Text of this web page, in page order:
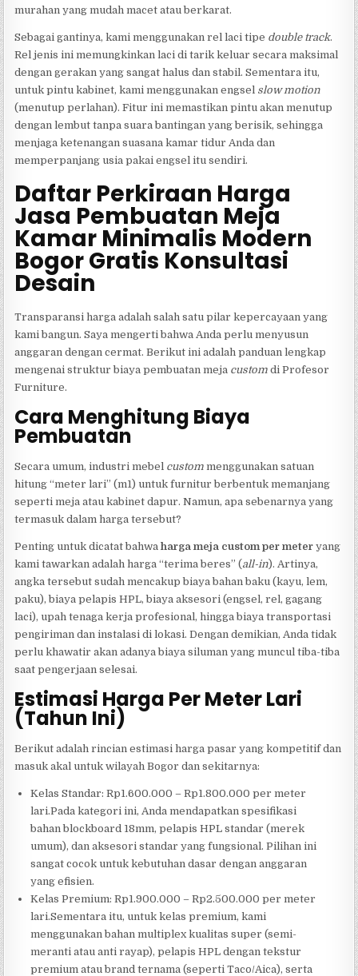
murahan yang mudah macet atau berkarat.
Sebagai gantinya, kami menggunakan rel laci tipe double track.
Rel jenis ini memungkinkan laci di tarik keluar secara maksimal
dengan gerakan yang sangat halus dan stabil. Sementara itu,
untuk pintu kabinet, kami menggunakan engsel slow motion
(menutup perlahan). Fitur ini memastikan pintu akan menutup
dengan lembut tanpa suara bantingan yang berisik, sehingga
menjaga ketenangan suasana kamar tidur Anda dan
memperpanjang usia pakai engsel itu sendiri.
Daftar Perkiraan Harga
Jasa Pembuatan Meja
Kamar Minimalis Modern
Bogor Gratis Konsultasi
Desain
Transparansi harga adalah salah satu pilar kepercayaan yang
kami bangun. Saya mengerti bahwa Anda perlu menyusun
anggaran dengan cermat. Berikut ini adalah panduan lengkap
mengenai struktur biaya pembuatan meja custom di Profesor
Furniture.
Cara Menghitung Biaya
Pembuatan
Secara umum, industri mebel custom menggunakan satuan
hitung “meter lari” (m1) untuk furnitur berbentuk memanjang
seperti meja atau kabinet dapur. Namun, apa sebenarnya yang
termasuk dalam harga tersebut?
Penting untuk dicatat bahwaharga meja custom per meter yang
kami tawarkan adalah harga “terima beres” (all-in). Artinya,
angka tersebut sudah mencakup biaya bahan baku (kayu, lem,
paku), biaya pelapis HPL, biaya aksesori (engsel, rel, gagang
laci), upah tenaga kerja profesional, hingga biaya transportasi
pengiriman dan instalasi di lokasi. Dengan demikian, Anda tidak
perlu khawatir akan adanya biaya siluman yang muncul tiba-tiba
saat pengerjaan selesai.
Estimasi Harga Per Meter Lari
(Tahun Ini)
Berikut adalah rincian estimasi harga pasar yang kompetitif dan
masuk akal untuk wilayah Bogor dan sekitarnya:
Kelas Standar: Rp1.600.000 – Rp1.800.000 per meter
lari.Pada kategori ini, Anda mendapatkan spesifikasi
bahan blockboard 18mm, pelapis HPL standar (merek
umum), dan aksesori standar yang fungsional. Pilihan ini
sangat cocok untuk kebutuhan dasar dengan anggaran
yang efisien.
Kelas Premium: Rp1.900.000 – Rp2.500.000 per meter
lari.Sementara itu, untuk kelas premium, kami
menggunakan bahan multiplex kualitas super (semi-
meranti atau anti rayap), pelapis HPL dengan tekstur
premium atau brand ternama (seperti Taco/Aica), serta